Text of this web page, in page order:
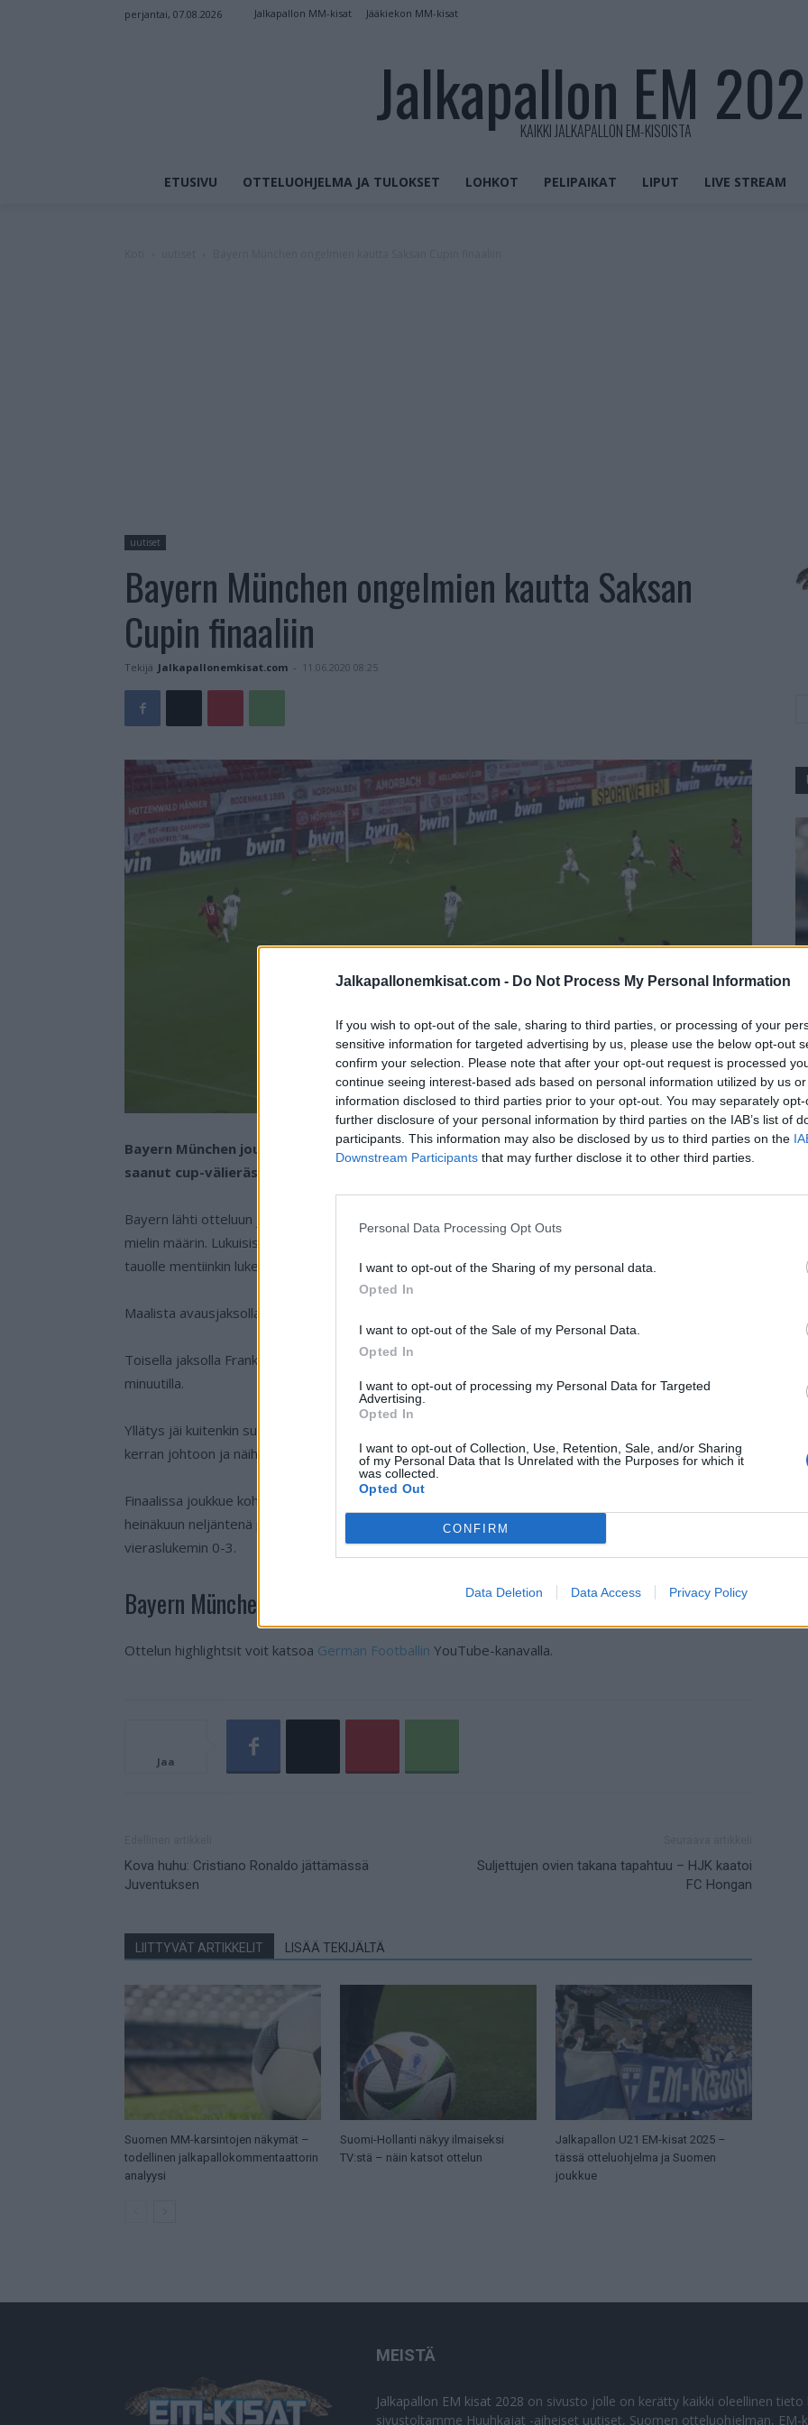
Jalkapallonemkisat.com - Do Not Process My Personal Information
If you wish to opt-out of the sale, sharing to third parties, or processing of your
sensitive information for targeted advertising by us, please use the below opt-out
confirm your selection. Please note that after your opt-out request is processed
continue seeing interest-based ads based on personal information utilized by us
information disclosed to third parties prior to your opt-out. You may separately
further disclosure of your personal information by third parties on the IAB’s list of
participants. This information may also be disclosed by us to third parties on the
Downstream Participants that may further disclose it to other third parties.
Personal Data Processing Opt Outs
I want to opt-out of the Sharing of my personal data.
Opted In
I want to opt-out of the Sale of my Personal Data.
Opted In
I want to opt-out of processing my Personal Data for Targeted
Advertising.
Opted In
I want to opt-out of Collection, Use, Retention, Sale, and/or Sharing
of my Personal Data that Is Unrelated with the Purposes for which it
was collected.
Opted Out
CONFIRM
Data Deletion Data Access Privacy Policy
perjantai, 07.08.2026 Jalkapallon MM-kisat Jääkiekon MM-kisat
Jalkapallon EM
KAIKKI JALKAPALLON EM-KISOISTA
ETUSIVU OTTELUOHJELMA JA TULOKSET LOHKOT PELIPAIKAT LIPUT LIVE STREAM
uutiset
Bayern München ongelmien kautta Saksan
Cupin finaaliin
Tekijä Jalkapallonemkisat.com - 11.06.2020 08:25
Bayern München joutui keskiviikkona tekemään kotikentällään täyden päivätyön, kun se oli
saanut cup-välierässä vieraakseen Frankfurtin.
Bayern lähti otteluun jättimäisenä ennakkosuosikkina ja avausjaksolla se hallitsikin kenttätapahtumia
mielin määrin. Lukuisista huippuluokan paikoista huolimatta pallo saatiin vieraiden maaliin vain kerran, ja
tauolle mentiinkin lukemissa 1-0.
Maalista avausjaksolla vastasi
Toisella jaksolla Frankfurt heräsi pelaamaanj ja
minuutilla.
Yllätys jäi kuitenkin suutariksi, sillä 75. minuutilla
kerran johtoon ja näihin 2-1-lukemiin ottelu myös päättyi.
Finaalissa joukkue kohtaa Lukas Hradeckyn
heinäkuun neljäntenä päivänä Berliinissä. Omassa välierässään Leverkusen kaatoi Saarbruckenin
vieraslukemin 0-3.
Bayern München – Frankfurt | Parhaat palat:
Ottelun highlightsit voit katsoa German Footballin YouTube-kanavalla.
Jaa
Kova huhu: Cristiano Ronaldo jättämässä
Juventuksen
Suljettujen ovien takana tapahtuu – HJK kaatoi
FC Hongan
LIITTYVÄT ARTIKKELIT LISÄÄ TEKIJÄLTÄ
Suomen MM-karsintojen näkymät –
todellinen jalkapallokommentaattorin
analyysi
Suomi-Hollanti näkyy ilmaiseksi
TV:stä – näin katsot ottelun
Jalkapallon U21 EM-kisat 2025 –
tässä otteluohjelma ja Suomen
joukkue
MEISTÄ
Jalkapallon EM kisat 2028 on sivusto jolle on kerätty kaikki oleellinen tieto
sivustoltamme Huuhkajat -aiheiset uutiset, Suomen otteluohjelman,